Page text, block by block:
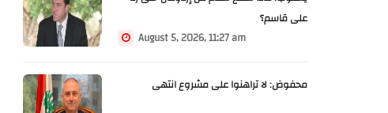
على قاسم؟
August 5, 2026, 11:27 am
محفوض: لا تراهنوا على مشروع انتهى